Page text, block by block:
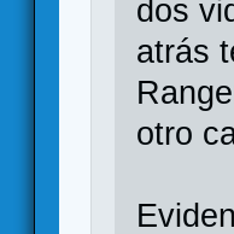
dos
atrás
otro